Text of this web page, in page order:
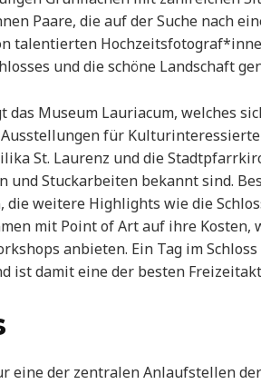
Paare, die auf der Suche nach
talentierten
und die schöne Landschaft
das Museum Lauriacum, welches
für
St. Laurenz und die
und Stuckarbeiten bekannt sind.
weitere Highlights wie die
mit Point of Art auf ihre
anbieten. Ein Tag im
ist damit eine der besten
eine der zentralen Anlaufstellen